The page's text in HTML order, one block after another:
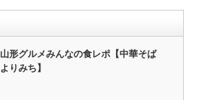
山形グルメみんなの食レポ【中華そば
よりみち】